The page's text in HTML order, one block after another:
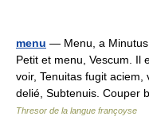
menu — Menu, a
Petit et menu, Vescum. Il
voir, Tenuitas fugit
delié, Subtenuis.
Thresor de la langue françoyse